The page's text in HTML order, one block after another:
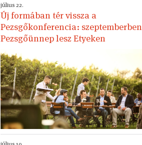
július 22.
Új formában tér vissza a
Pezsgőkonferencia: szeptemberben
Pezsgőünnep lesz Etyeken